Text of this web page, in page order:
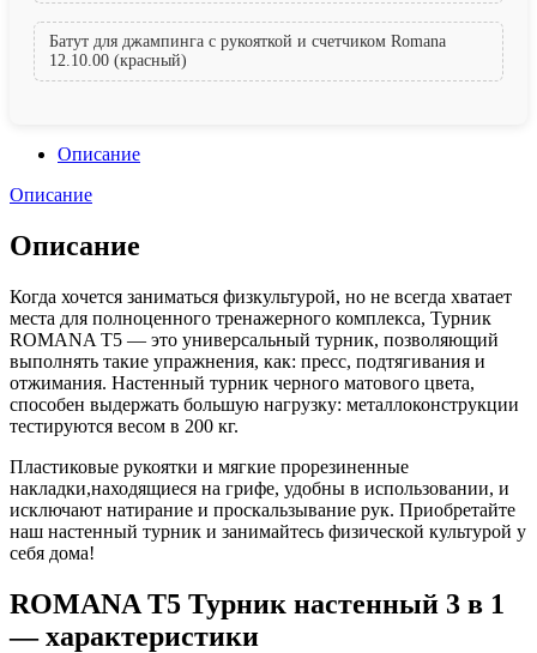
Батут для джампинга с рукояткой и счетчиком Romana
12.10.00 (красный)
Описание
Описание
Описание
Когда хочется заниматься физкультурой, но не всегда хватает
места для полноценного тренажерного комплекса, Турник
ROMANA Т5 — это универсальный турник, позволяющий
выполнять такие упражнения, как: пресс, подтягивания и
отжимания. Настенный турник черного матового цвета,
способен выдержать большую нагрузку: металлоконструкции
тестируются весом в 200 кг.
Пластиковые рукоятки и мягкие прорезиненные
накладки,находящиеся на грифе, удобны в использовании, и
исключают натирание и проскальзывание рук. Приобретайте
наш настенный турник и занимайтесь физической культурой у
себя дома!
ROMANA T5 Турник настенный 3 в 1
— характеристики